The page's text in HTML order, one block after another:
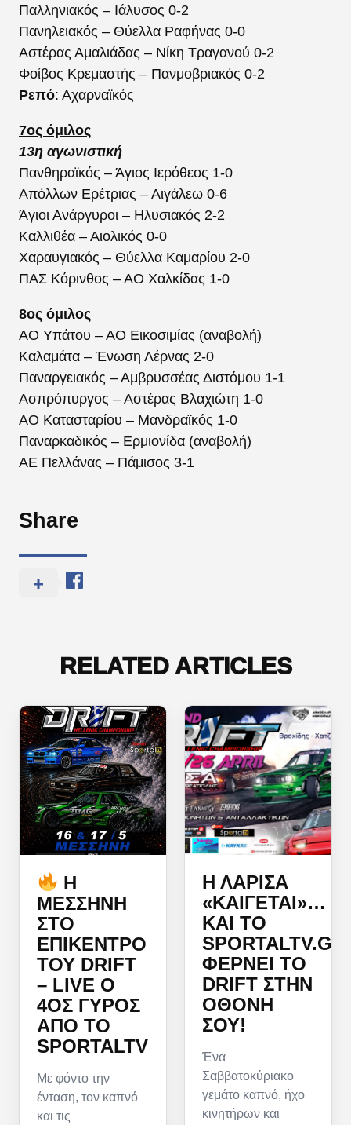
Παλληνιακός – Ιάλυσος 0-2
Πανηλειακός – Θύελλα Ραφήνας 0-0
Αστέρας Αμαλιάδας – Νίκη Τραγανού 0-2
Φοίβος Κρεμαστής – Πανμοβριακός 0-2
Ρεπό: Αχαρναϊκός
7ος όμιλος
13η αγωνιστική
Πανθηραϊκός – Άγιος Ιερόθεος 1-0
Απόλλων Ερέτριας – Αιγάλεω 0-6
Άγιοι Ανάργυροι – Ηλυσιακός 2-2
Καλλιθέα – Αιολικός 0-0
Χαραυγιακός – Θύελλα Καμαρίου 2-0
ΠΑΣ Κόρινθος – ΑΟ Χαλκίδας 1-0
8ος όμιλος
ΑΟ Υπάτου – ΑΟ Εικοσιμίας (αναβολή)
Καλαμάτα – Ένωση Λέρνας 2-0
Παναργειακός – Αμβρυσσέας Διστόμου 1-1
Ασπρόπυργος – Αστέρας Βλαχιώτη 1-0
ΑΟ Κατασταρίου – Μανδραϊκός 1-0
Παναρκαδικός – Ερμιονίδα (αναβολή)
ΑΕ Πελλάνας – Πάμισος 3-1
Share
RELATED ARTICLES
Η
ΜΕΣΣΉΝΗ
ΣΤΟ
ΕΠΊΚΕΝΤΡΟ
ΤΟΥ DRIFT
– LIVE Ο
4ΟΣ ΓΎΡΟΣ
ΑΠΌ ΤΟ
SPORTALTV
Με φόντο την
ένταση, τον καπνό
και τις
Η ΛΆΡΙΣΑ
«ΚΑΊΓΕΤΑΙ»…
ΚΑΙ ΤΟ
SPORTALTV.GR
ΦΈΡΝΕΙ ΤΟ
DRIFT ΣΤΗΝ
ΟΘΌΝΗ
ΣΟΥ!
Ένα
Σαββατοκύριακο
γεμάτο καπνό, ήχο
κινητήρων και